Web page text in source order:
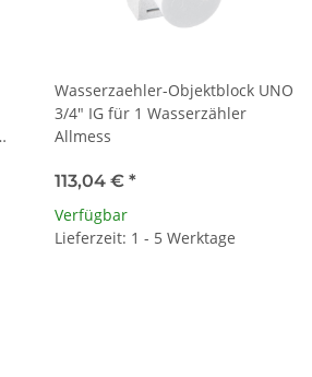
Wasserzaehler-Objektblock UNO
3/4" IG für 1 Wasserzähler
Allmess
113,04 € *
Verfügbar
Lieferzeit: 1 - 5 Werktage